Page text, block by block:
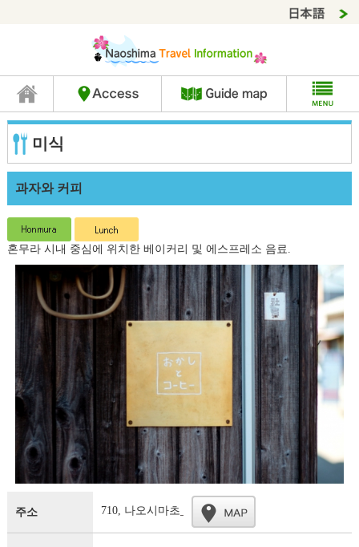
미식
과자와 커피
혼무라 시내 중심에 위치한 베이커리 및 에스프레소 음료.
주소 710, 나오시마초